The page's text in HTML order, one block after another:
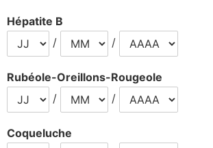
Hépatite B
/
/
Rubéole-Oreillons-Rougeole
/
/
Coqueluche